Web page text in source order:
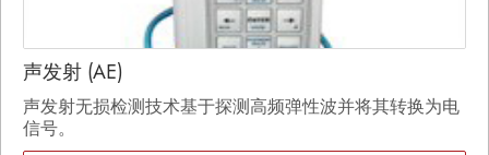
声发射 (AE)
声发射无损检测技术基于探测高频弹性波并将其转换为电
信号。